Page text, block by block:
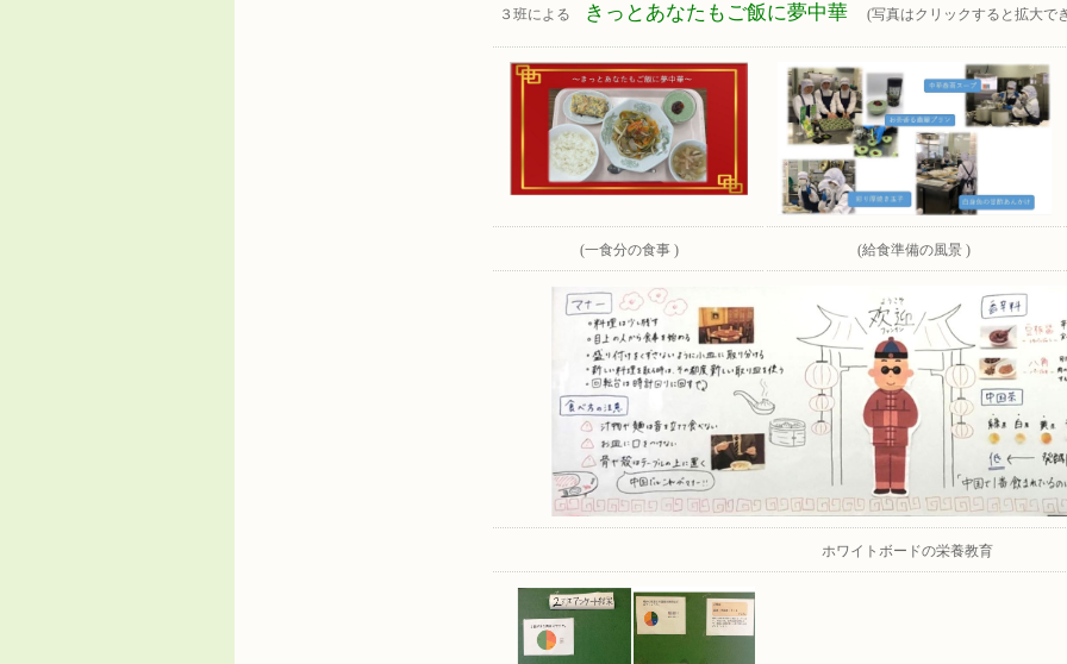
３班による きっとあなたもご飯に夢中華 (写真はクリックすると拡大で
(一食分の食事 ) (給食準備の風景 )
ホワイトボードの栄養教育